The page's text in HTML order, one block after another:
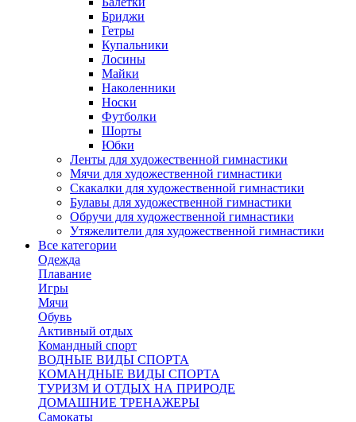
Бриджи
Гетры
Купальники
Лосины
Майки
Наколенники
Носки
Футболки
Шорты
Юбки
Ленты для художественной гимнастики
Мячи для художественной гимнастики
Скакалки для художественной гимнастики
Булавы для художественной гимнастики
Обручи для художественной гимнастики
Утяжелители для художественной гимнастики
Все категории
Одежда
Плавание
Игры
Мячи
Обувь
Активный отдых
Командный спорт
ВОДНЫЕ ВИДЫ СПОРТА
КОМАНДНЫЕ ВИДЫ СПОРТА
ТУРИЗМ И ОТДЫХ НА ПРИРОДЕ
ДОМАШНИЕ ТРЕНАЖЕРЫ
Самокаты